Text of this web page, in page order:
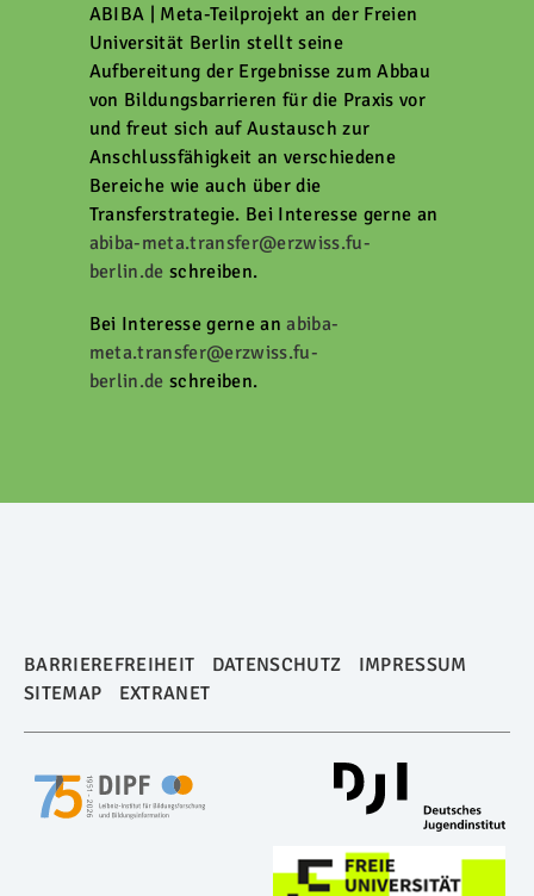
ABIBA | Meta-Teilprojekt an der Freien
Universität Berlin stellt seine
Aufbereitung der Ergebnisse zum Abbau
von Bildungsbarrieren für die Praxis vor
und freut sich auf Austausch zur
Anschlussfähigkeit an verschiedene
Bereiche wie auch über die
Transferstrategie. Bei Interesse gerne an
abiba-meta.transfer@erzwiss.fu-
berlin.de schreiben.
Bei Interesse gerne anabiba-
meta.transfer@erzwiss.fu-
berlin.de schreiben.
BARRIEREFREIHEIT DATENSCHUTZ
IMPRESSUM
SITEMAP
EXTRANET